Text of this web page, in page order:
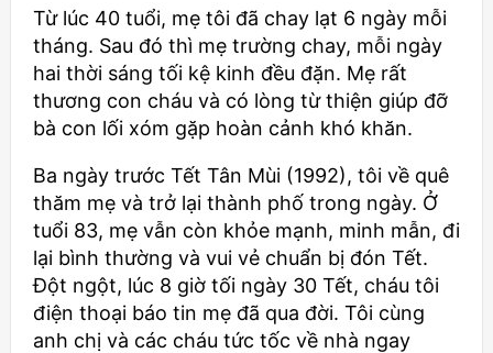
Từ lúc 40 tuổi, mẹ tôi đã chay lạt 6 ngày mỗi
tháng. Sau đó thì mẹ trường chay, mỗi ngày
hai thời sáng tối kệ kinh đều đặn. Mẹ rất
thương con cháu và có lòng từ thiện giúp đỡ
bà con lối xóm gặp hoàn cảnh khó khăn.
Ba ngày trước Tết Tân Mùi (1992), tôi về quê
thăm mẹ và trở lại thành phố trong ngày. Ở
tuổi 83, mẹ vẫn còn khỏe mạnh, minh mẫn, đi
lại bình thường và vui vẻ chuẩn bị đón Tết.
Đột ngột, lúc 8 giờ tối ngày 30 Tết, cháu tôi
điện thoại báo tin mẹ đã qua đời. Tôi cùng
anh chị và các cháu tức tốc về nhà ngay